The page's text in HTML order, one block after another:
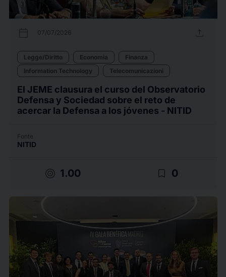
calendar_today 07/07/2026 upload
Legge/Diritto Economia
Finanza
Information Technology
Telecomunicazioni
El JEME clausura el curso del Observatorio
Defensa y Sociedad sobre el reto de
acercar la Defensa a los jóvenes - NITID
Fonte
NITID
target 1.00 bookmark_border 0